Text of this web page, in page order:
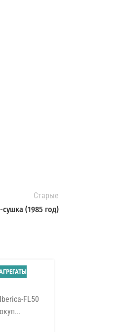
Старые
(1985 год)
FL50